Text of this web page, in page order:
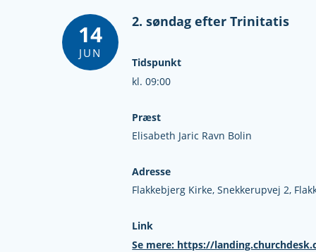
14
JUN
2. søndag efter Trinitatis
Tidspunkt
kl. 09:00
Præst
Elisabeth Jaric Ravn Bolin
Adresse
Flakkebjerg Kirke,Snekkerupvej 2,
Link
Se mere: https://